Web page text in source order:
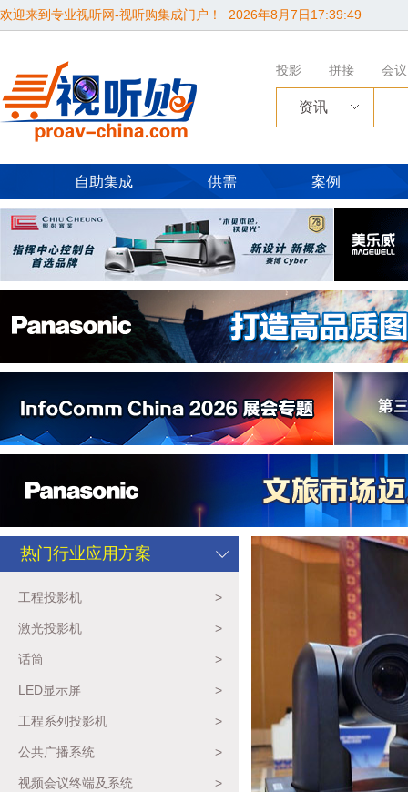
欢迎来到专业视听网-视听购集成门户！ 2026年8月7日17:39:50
投影 拼接 会议
资讯
自助集成 供需 案例
热门行业应用方案
工程投影机 >
激光投影机 >
话筒 >
LED显示屏 >
工程系列投影机 >
公共广播系统 >
视频会议终端及系统 >